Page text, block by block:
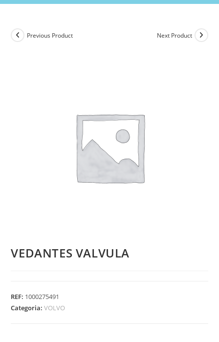
Previous Product Next Product
VEDANTES VALVULA
REF: 1000275491
Categoria:VOLVO